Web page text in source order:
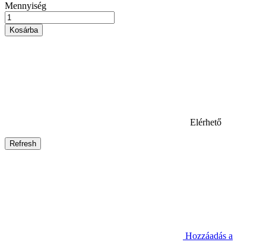
Mennyiség
Kosárba
Elérhető
Hozzáadás a